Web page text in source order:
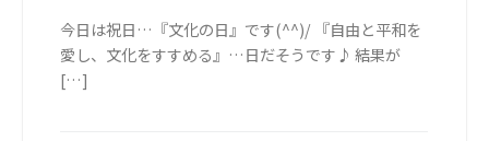
今日は祝日…『文化の日』です(^^)/ 『自由と平和を
愛し、文化をすすめる』…日だそうです♪ 結果が
[…]